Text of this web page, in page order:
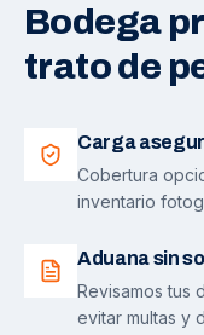
Bodega
trato de
Carga
Cobertura
inventario
Aduana sin
Revisamos tus
evitar multas y